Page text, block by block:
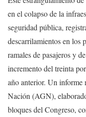
en el colapso de la
seguridad pública,
descarrilamientos en los
ramales de pasajeros y
incremento del treinta
año anterior. Un informe
Nación (AGN),
bloques del Congreso,